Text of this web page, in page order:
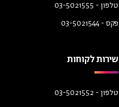
טלפון - 03-5021555
פקס -03-5021544
שירות לקוחות
טלפון - 03-5021552